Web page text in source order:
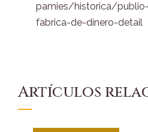
pamies/historica/
fabrica-de-dinero-detail
Artículos